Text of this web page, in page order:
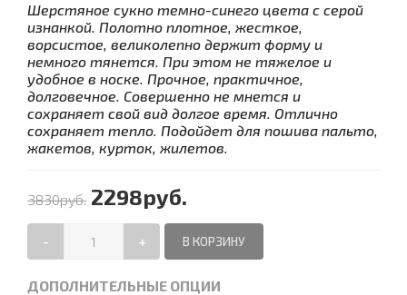
Шерстяное сукно темно-синего цвета с серой
изнанкой. Полотно плотное, жесткое,
ворсистое, великолепно держит форму и
немного тянется. При этом не тяжелое и
удобное в носке. Прочное, практичное,
долговечное. Совершенно не мнется и
сохраняет свой вид долгое время. Отлично
сохраняет тепло. Подойдет для пошива пальто,
жакетов, курток, жилетов.
3830руб. 2298руб.
- +
ДОПОЛНИТЕЛЬНЫЕ ОПЦИИ